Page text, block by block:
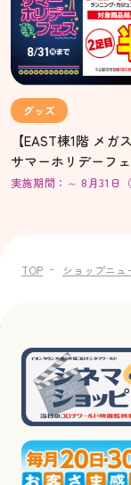
グッズ
【EAST棟1階 メガ
サマーホリデーフ
ーズ2足目が半額に
実施期間：～ 8月31日
TOP ショップニュ